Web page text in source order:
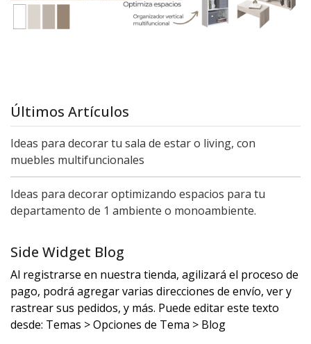
Últimos Artículos
Ideas para decorar tu sala de estar o living, con
muebles multifuncionales
Ideas para decorar optimizando espacios para tu
departamento de 1 ambiente o monoambiente.
Side Widget Blog
Al registrarse en nuestra tienda, agilizará el proceso de
pago, podrá agregar varias direcciones de envío, ver y
rastrear sus pedidos, y más. Puede editar este texto
desde: Temas > Opciones de Tema > Blog